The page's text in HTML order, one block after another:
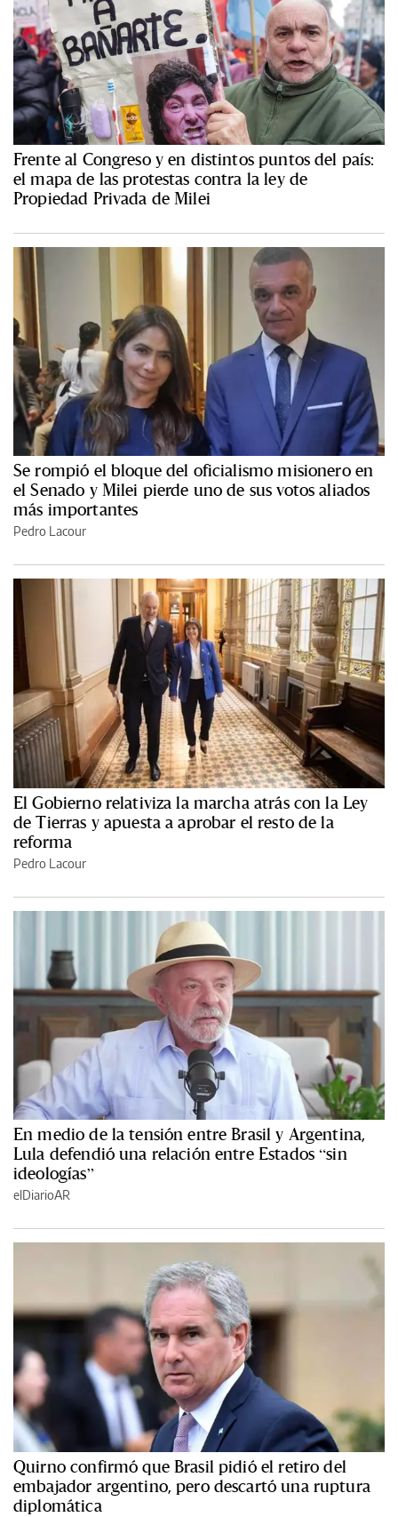
Frente al Congreso y en distintos puntos del país:
el mapa de las protestas contra la ley de
Propiedad Privada de Milei
Se rompió el bloque del oficialismo misionero en
el Senado y Milei pierde uno de sus votos aliados
más importantes
Pedro Lacour
El Gobierno relativiza la marcha atrás con la Ley
de Tierras y apuesta a aprobar el resto de la
reforma
Pedro Lacour
En medio de la tensión entre Brasil y Argentina,
Lula defendió una relación entre Estados “sin
ideologías”
elDiarioAR
Quirno confirmó que Brasil pidió el retiro del
embajador argentino, pero descartó una ruptura
diplomática